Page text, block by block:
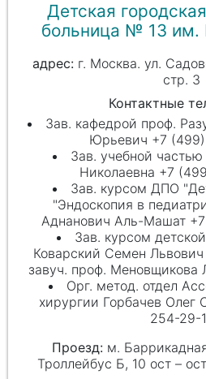
Детская
больница № 13 им.
г. Москва. ул.
стр. 3
Контактные
Зав. кафедрой проф.
Юрьевич +7
Зав. учебной частью
Николаевна +7
Зав. курсом ДПО
"Эндоскопия в
Аднанович Аль-Машат
Зав. курсом
Коварский Семен
завуч. проф.
Орг. метод. отдел
хирургии Горбачев Олег
254-29-
Проезд: м.
Троллейбус Б, 10 ост –